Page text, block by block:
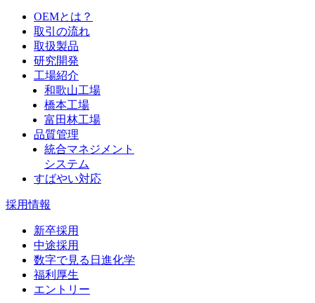
OEMとは？
取引の流れ
取扱製品
研究開発
工場紹介
和歌山工場
橋本工場
富田林工場
品質管理
統合マネジメント
システム
すばやい対応
採用情報
新卒採用
中途採用
数字で見る日進化学
福利厚生
エントリー